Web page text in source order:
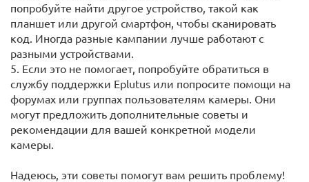
попробуйте найти другое устройство, такой как
планшет или другой смартфон, чтобы сканировать
код. Иногда разные кампании лучше работают с
разными устройствами.
5. Если это не помогает, попробуйте обратиться в
службу поддержки Eplutus или попросите помощи на
форумах или группах пользователям камеры. Они
могут предложить дополнительные советы и
рекомендации для вашей конкретной модели
камеры.
Надеюсь, эти советы помогут вам решить проблему!